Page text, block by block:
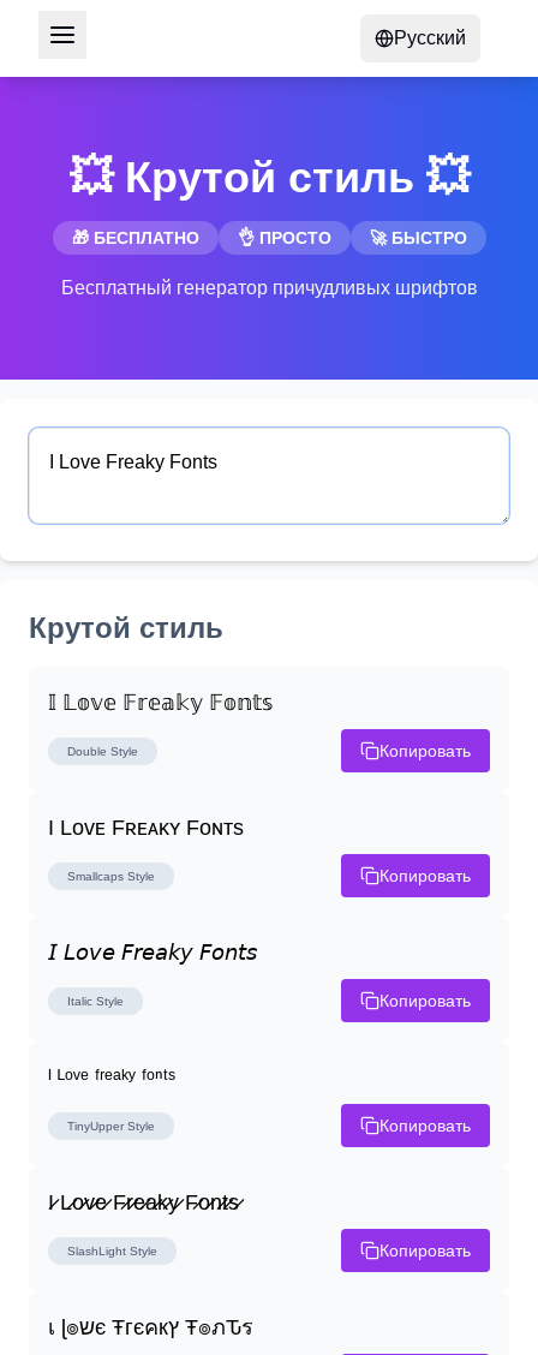
Русский
💥 Крутой стиль 💥
🎁 БЕСПЛАТНО 👌 ПРОСТО 🚀 БЫСТРО
Бесплатный генератор причудливых шрифтов
Крутой стиль
𝕀 𝕃𝕠𝕧𝕖 𝔽𝕣𝕖𝕒𝕜𝕪 𝔽𝕠𝕟𝕥𝕤
Double Style Копировать
I Lᴏᴠᴇ Fʀᴇᴀᴋʏ Fᴏɴᴛs
Smallcaps Style Копировать
𝘐 𝘓𝘰𝘷𝘦 𝘍𝘳𝘦𝘢𝘬𝘺 𝘍𝘰𝘯𝘵𝘴
Italic Style Копировать
ᴵ ᴸᵒᵛᵉ ᶠʳᵉᵃᵏʸ ᶠᵒⁿᵗˢ
TinyUpper Style Копировать
I̷ L̷o̷v̷e̷ F̷r̷e̷a̷k̷y̷ F̷o̷n̷t̷s̷
SlashLight Style Копировать
เ ɭ๏שє Ŧгєคкץ Ŧ๏ภԎร